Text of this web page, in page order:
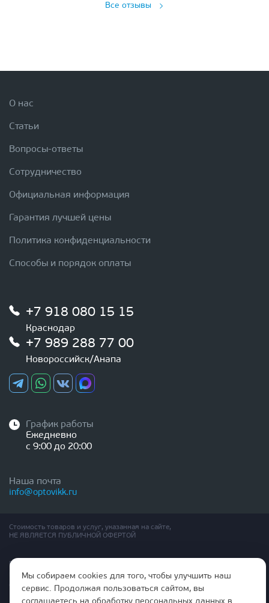
Все отзывы
О нас
Статьи
Вопросы-ответы
Сотрудничество
Официальная информация
Гарантия лучшей цены
Политика конфиденциальности
Способы и порядок оплаты
+7 918 080 15 15
Краснодар
+7 989 288 77 00
Новороссийск/Анапа
График работы
Ежедневно
с 9:00 до 20:00
Наша почта
info@optovikk.ru
Стоимость товаров и услуг, указанная на сайте,
НЕ ЯВЛЯЕТСЯ ПУБЛИЧНОЙ ОФЕРТОЙ
Правила эксплутации входных и межкомнатных дверей
Политика обработки персональных данных
Согласие на обработку персональных данных
Мы собираем cookies для того, чтобы улучшить наш
сервис. Продолжая пользоваться сайтом, вы
соглашаетесь на обработку персональных данных в